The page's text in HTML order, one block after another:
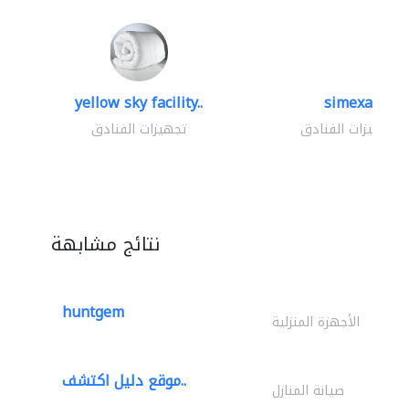
yellow sky facility..
تجهيزات الفنادق
simexa
تجهيزات الفنادق
نتائج مشابهة
huntgem الأجهزة المنزلية
موقع دليل اكتشف.. صيانة المنازل